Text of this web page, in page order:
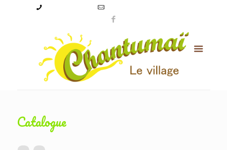
Catalogue